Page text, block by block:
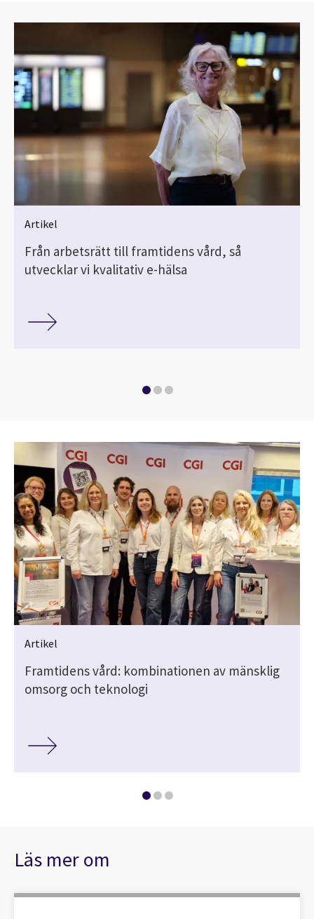
Artikel
Från arbetsrätt till framtidens vård, så
utvecklar vi kvalitativ e-hälsa
Artikel
Framtidens vård: kombinationen av mänsklig
omsorg och teknologi
Läs mer om